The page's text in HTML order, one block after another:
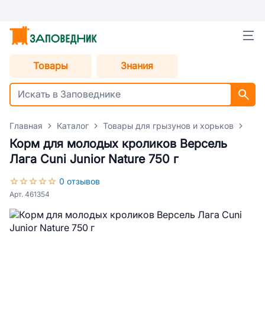
Товары Знания
Главная Каталог Товары для грызунов и хорьков
Корм для молодых кроликов Версель
Лага Cuni Junior Nature 750 г
0 отзывов
Арт. 461354